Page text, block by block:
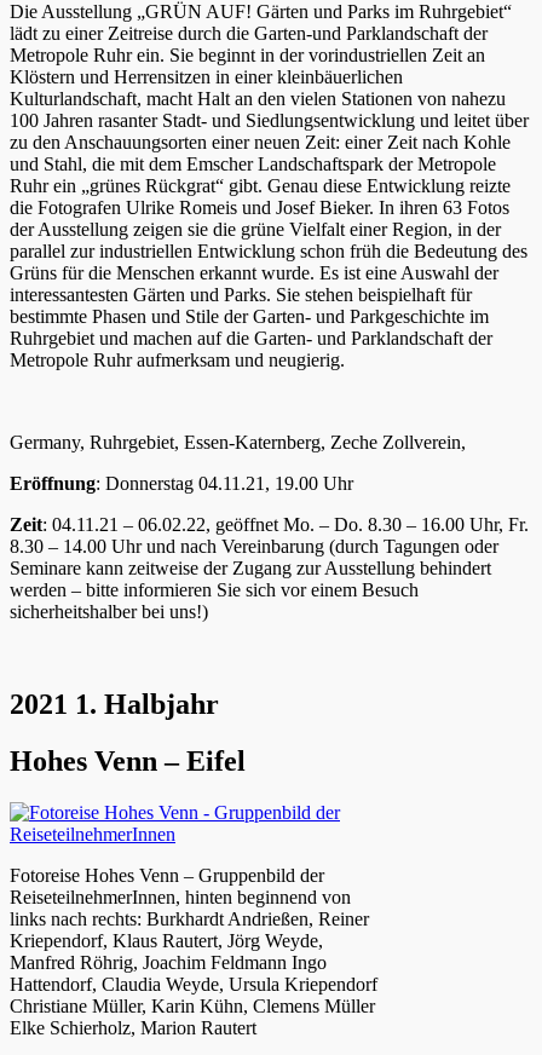
Die Ausstellung „GRÜN AUF! Gärten und Parks im Ruhrgebiet“
lädt zu einer Zeitreise durch die Garten-und Parklandschaft der
Metropole Ruhr ein. Sie beginnt in der vorindustriellen Zeit an
Klöstern und Herrensitzen in einer kleinbäuerlichen
Kulturlandschaft, macht Halt an den vielen Stationen von nahezu
100 Jahren rasanter Stadt- und Siedlungsentwicklung und leitet über
zu den Anschauungsorten einer neuen Zeit: einer Zeit nach Kohle
und Stahl, die mit dem Emscher Landschaftspark der Metropole
Ruhr ein „grünes Rückgrat“ gibt. Genau diese Entwicklung reizte
die Fotografen Ulrike Romeis und Josef Bieker. In ihren 63 Fotos
der Ausstellung zeigen sie die grüne Vielfalt einer Region, in der
parallel zur industriellen Entwicklung schon früh die Bedeutung des
Grüns für die Menschen erkannt wurde. Es ist eine Auswahl der
interessantesten Gärten und Parks. Sie stehen beispielhaft für
bestimmte Phasen und Stile der Garten- und Parkgeschichte im
Ruhrgebiet und machen auf die Garten- und Parklandschaft der
Metropole Ruhr aufmerksam und neugierig.
Germany, Ruhrgebiet, Essen-Katernberg, Zeche Zollverein,
Eröffnung: Donnerstag 04.11.21, 19.00 Uhr
Zeit: 04.11.21 – 06.02.22, geöffnet Mo. – Do. 8.30 – 16.00 Uhr, Fr.
8.30 – 14.00 Uhr und nach Vereinbarung (durch Tagungen oder
Seminare kann zeitweise der Zugang zur Ausstellung behindert
werden – bitte informieren Sie sich vor einem Besuch
sicherheitshalber bei uns!)
2021 1. Halbjahr
Hohes Venn – Eifel
Fotoreise Hohes Venn – Gruppenbild der
ReiseteilnehmerInnen, hinten beginnend von
links nach rechts: Burkhardt Andrießen, Reiner
Kriependorf, Klaus Rautert, Jörg Weyde,
Manfred Röhrig, Joachim Feldmann Ingo
Hattendorf, Claudia Weyde, Ursula Kriependorf
Christiane Müller, Karin Kühn, Clemens Müller
Elke Schierholz, Marion Rautert